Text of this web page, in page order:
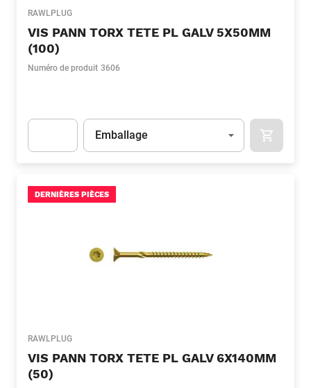
RAWLPLUG
VIS PANN TORX TETE PL GALV 5X50MM
(100)
Numéro de produit 3606
Unité
Emballage
DERNIÈRES PIÈCES
RAWLPLUG
VIS PANN TORX TETE PL GALV 6X140MM
(50)